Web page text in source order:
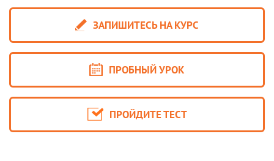
ЗАПИШИТЕСЬ НА КУРС
ПРОБНЫЙ УРОК
ПРОЙДИТЕ ТЕСТ